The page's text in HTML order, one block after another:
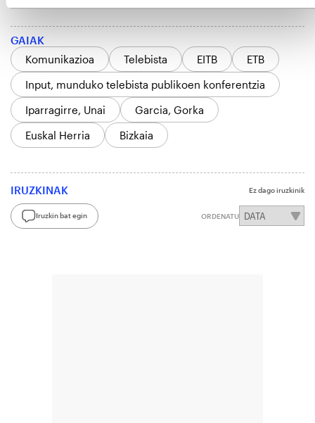
GAIAK
Komunikazioa
Telebista EITB
ETB
Input, munduko telebista publikoen konferentzia
Iparragirre, Unai
Garcia, Gorka
Euskal Herria
Bizkaia
IRUZKINAK Ez dago iruzkinik
Iruzkin bat egin ORDENATU